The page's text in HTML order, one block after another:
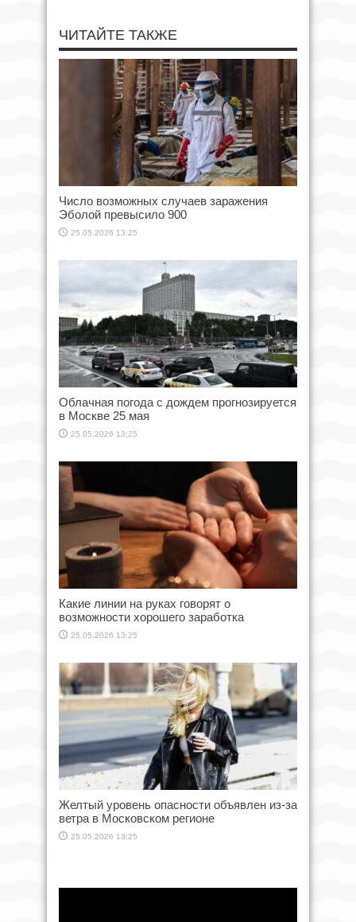
ЧИТАЙТЕ ТАКЖЕ
Число возможных случаев заражения
Эболой превысило 900
25.05.2026 13:25
Облачная погода с дождем прогнозируется
в Москве 25 мая
25.05.2026 13:25
Какие линии на руках говорят о
возможности хорошего заработка
25.05.2026 13:25
Желтый уровень опасности объявлен из-за
ветра в Московском регионе
25.05.2026 13:25